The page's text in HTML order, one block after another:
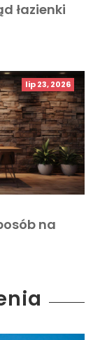
łazienki
lip 23, 2026
na